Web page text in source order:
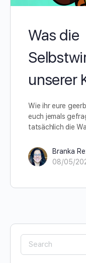
Was die
unserer
Wie ihr eure
euch jemals
tatsächlich die
Branka
08/05/
Search
for: